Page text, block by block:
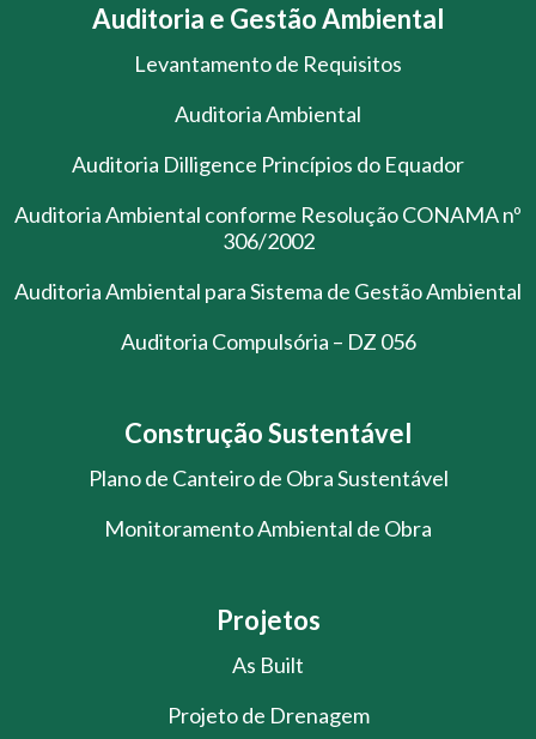
Auditoria e Gestão Ambiental
Levantamento de Requisitos
Auditoria Ambiental
Auditoria Dilligence Princípios do Equador
Auditoria Ambiental conforme Resolução CONAMA nº
306/2002
Auditoria Ambiental para Sistema de Gestão Ambiental
Auditoria Compulsória – DZ 056
Construção Sustentável
Plano de Canteiro de Obra Sustentável
Monitoramento Ambiental de Obra
Projetos
As Built
Projeto de Drenagem